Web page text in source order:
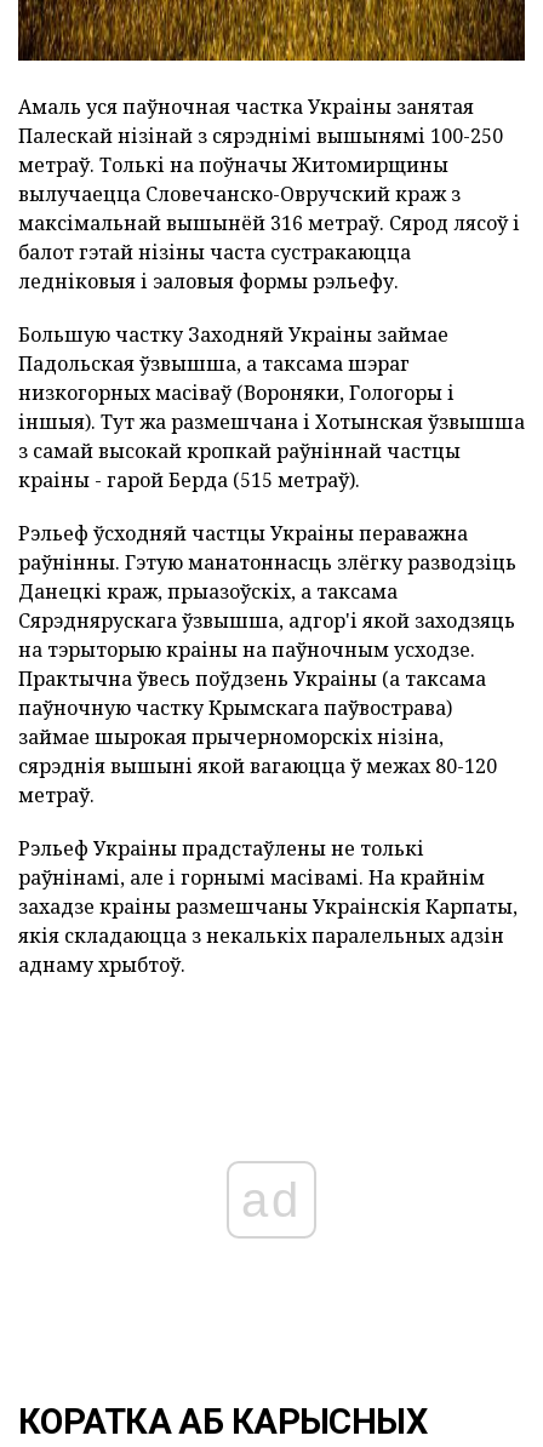
Амаль уся паўночная частка Украіны занятая
Палескай нізінай з сярэднімі вышынямі 100-250
метраў. Толькі на поўначы Житомирщины
вылучаецца Словечанско-Овручский краж з
максімальнай вышынёй 316 метраў. Сярод лясоў і
балот гэтай нізіны часта сустракаюцца
ледніковыя і эаловыя формы рэльефу.
Большую частку Заходняй Украіны займае
Падольская ўзвышша, а таксама шэраг
низкогорных масіваў (Вороняки, Гологоры і
іншыя). Тут жа размешчана і Хотынская ўзвышша
з самай высокай кропкай раўніннай частцы
краіны - гарой Берда (515 метраў).
Рэльеф ўсходняй частцы Украіны пераважна
раўнінны. Гэтую манатоннасць злёгку разводзіць
Данецкі краж, прыазоўскіх, а таксама
Сярэднярускага ўзвышша, адгор'і якой заходзяць
на тэрыторыю краіны на паўночным усходзе.
Практычна ўвесь поўдзень Украіны (а таксама
паўночную частку Крымскага паўвострава)
займае шырокая прычерноморскіх нізіна,
сярэднія вышыні якой вагаюцца ў межах 80-120
метраў.
Рэльеф Украіны прадстаўлены не толькі
раўнінамі, але і горнымі масівамі. На крайнім
захадзе краіны размешчаны Украінскія Карпаты,
якія складаюцца з некалькіх паралельных адзін
аднаму хрыбтоў.
ad
КОРАТКА АБ КАРЫСНЫХ